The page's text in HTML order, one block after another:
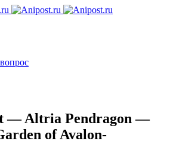
— Altria Pendragon —
of Avalon-